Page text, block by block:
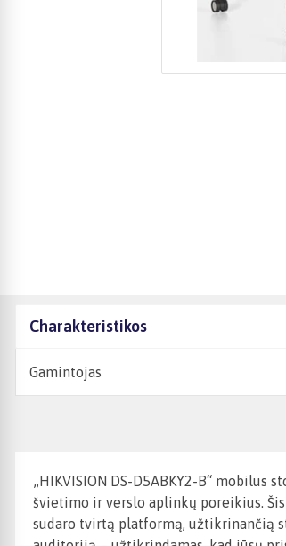
Charakteristikos
Gamintojas
„HIKVISION DS-D5ABKY2-B“
švietimo ir verslo aplinkų poreikius.
sudaro tvirtą platformą, užtikrinančią